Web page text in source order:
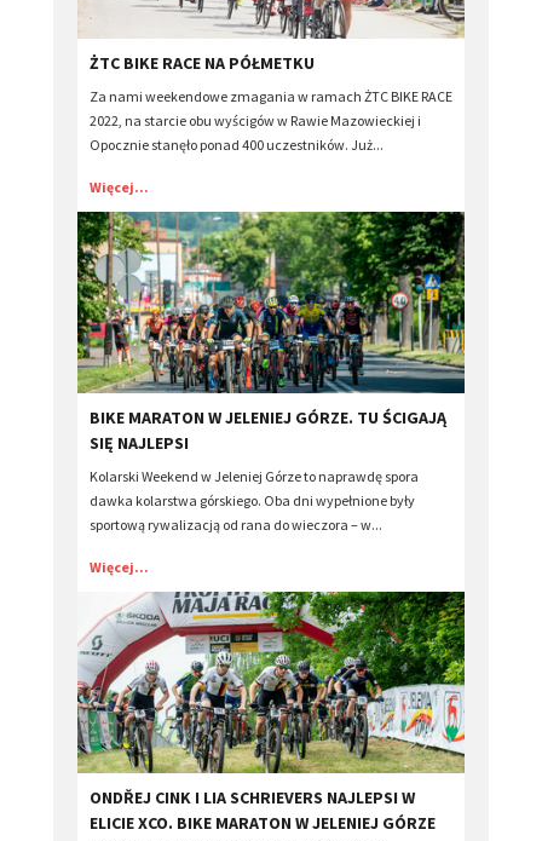
​ŻTC BIKE RACE NA PÓŁMETKU
Za nami weekendowe zmagania w ramach ŻTC BIKE RACE
2022, na starcie obu wyścigów w Rawie Mazowieckiej i
Opocznie stanęło ponad 400 uczestników. Już...
Więcej...
​BIKE MARATON W JELENIEJ GÓRZE. TU ŚCIGAJĄ
SIĘ NAJLEPSI
Kolarski Weekend w Jeleniej Górze to naprawdę spora
dawka kolarstwa górskiego. Oba dni wypełnione były
sportową rywalizacją od rana do wieczora – w...
Więcej...
​ONDŘEJ CINK I LIA SCHRIEVERS NAJLEPSI W
ELICIE XCO. BIKE MARATON W JELENIEJ GÓRZE